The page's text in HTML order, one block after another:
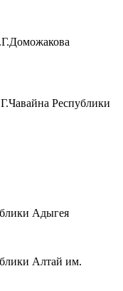
Республики
Адыгея
Алтай им.